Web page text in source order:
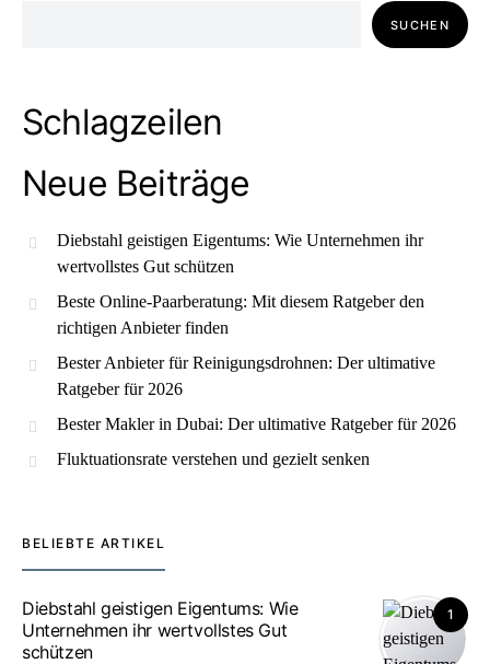
SUCHEN
Schlagzeilen
Neue Beiträge
Diebstahl geistigen Eigentums: Wie Unternehmen ihr
wertvollstes Gut schützen
Beste Online-Paarberatung: Mit diesem Ratgeber den
richtigen Anbieter finden
Bester Anbieter für Reinigungsdrohnen: Der ultimative
Ratgeber für 2026
Bester Makler in Dubai: Der ultimative Ratgeber für 2026
Fluktuationsrate verstehen und gezielt senken
BELIEBTE ARTIKEL
1
Diebstahl geistigen Eigentums: Wie
Unternehmen ihr wertvollstes Gut
schützen